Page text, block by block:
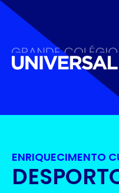
ENRIQUECIMENTO